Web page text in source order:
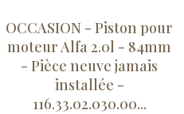
OCCASION - Piston pour
moteur Alfa 2.0l - 84mm
- Pièce neuve jamais
installée -
116.33.02.030.00...